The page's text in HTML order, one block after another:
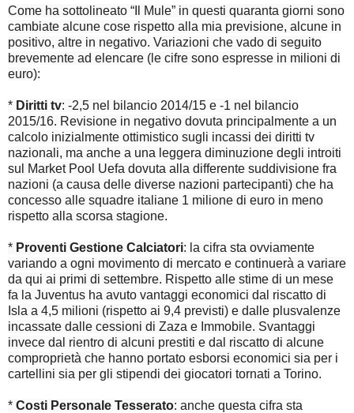
Come ha sottolineato “Il Mule” in questi quaranta giorni sono
cambiate alcune cose rispetto alla mia previsione, alcune in
positivo, altre in negativo. Variazioni che vado di seguito
brevemente ad elencare (le cifre sono espresse in milioni di
euro):
* Diritti tv: -2,5 nel bilancio 2014/15 e -1 nel bilancio
2015/16. Revisione in negativo dovuta principalmente a un
calcolo inizialmente ottimistico sugli incassi dei diritti tv
nazionali, ma anche a una leggera diminuzione degli introiti
sul Market Pool Uefa dovuta alla differente suddivisione fra
nazioni (a causa delle diverse nazioni partecipanti) che ha
concesso alle squadre italiane 1 milione di euro in meno
rispetto alla scorsa stagione.
* Proventi Gestione Calciatori: la cifra sta ovviamente
variando a ogni movimento di mercato e continuerà a variare
da qui ai primi di settembre. Rispetto alle stime di un mese
fa la Juventus ha avuto vantaggi economici dal riscatto di
Isla a 4,5 milioni (rispetto ai 9,4 previsti) e dalle plusvalenze
incassate dalle cessioni di Zaza e Immobile. Svantaggi
invece dal rientro di alcuni prestiti e dal riscatto di alcune
comproprietà che hanno portato esborsi economici sia per i
cartellini sia per gli stipendi dei giocatori tornati a Torino.
* Costi Personale Tesserato: anche questa cifra sta